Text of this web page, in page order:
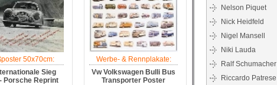
50x70cm:
Sieg
Porsche Reprint
Werbe- & Rennplakate:
Vw Volkswagen Bulli Bus
Transporter Poster
Nelson Piquet
Nick Heidfeld
Nigel Mansell
Niki Lauda
Ralf Schumacher
Riccardo Patrese